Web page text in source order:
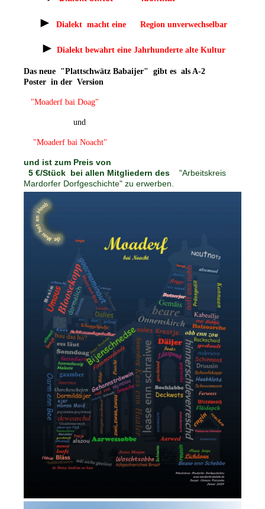
► Dialekt macht eine Region unverwechselbar
► Dialekt bewahrt eine Jahrhunderte alte Kultur
Das neue "Plattschwätz Babaijer" gibt es als A-2
Poster in der Version
"Moaderf bai Doag"
und
"Moaderf bai Noacht"
und ist zum Preis von
5 €/Stück bei allen Mitgliedern des "Arbeitskreis
Mardorfer Dorfgeschichte" zu erwerben.